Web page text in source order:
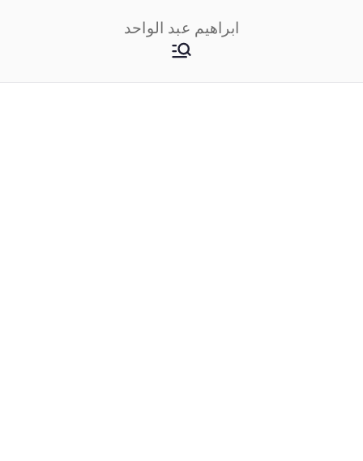
ابراهيم عبد الواحد